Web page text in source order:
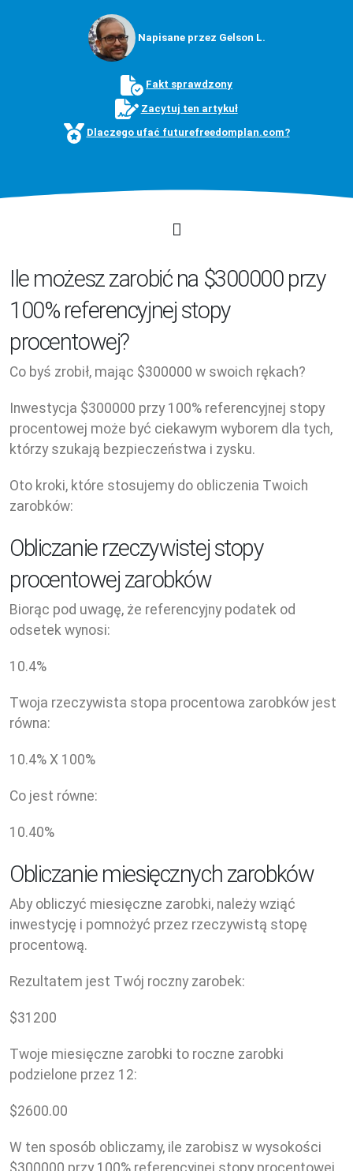
Napisane przez Gelson L.
Fakt sprawdzony
Zacytuj ten artykuł
Dlaczego ufać futurefreedomplan.com?
Ile możesz zarobić na $300000 przy
100% referencyjnej stopy
procentowej?
Co byś zrobił, mając $300000 w swoich rękach?
Inwestycja $300000 przy 100% referencyjnej stopy
procentowej może być ciekawym wyborem dla tych,
którzy szukają bezpieczeństwa i zysku.
Oto kroki, które stosujemy do obliczenia Twoich
zarobków:
Obliczanie rzeczywistej stopy
procentowej zarobków
Biorąc pod uwagę, że referencyjny podatek od
odsetek wynosi:
10.4%
Twoja rzeczywista stopa procentowa zarobków jest
równa:
10.4% X 100%
Co jest równe:
10.40%
Obliczanie miesięcznych zarobków
Aby obliczyć miesięczne zarobki, należy wziąć
inwestycję i pomnożyć przez rzeczywistą stopę
procentową.
Rezultatem jest Twój roczny zarobek:
$31200
Twoje miesięczne zarobki to roczne zarobki
podzielone przez 12:
$2600.00
W ten sposób obliczamy, ile zarobisz w wysokości